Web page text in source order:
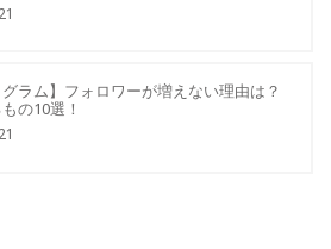
グラム】フォロワーが増えない理由は？
の10選！